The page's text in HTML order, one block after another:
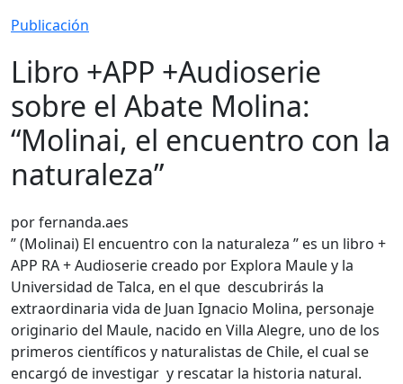
Publicación
Libro +APP +Audioserie
sobre el Abate Molina:
“Molinai, el encuentro con la
naturaleza”
por fernanda.aes
” (Molinai) El encuentro con la naturaleza ” es un libro +
APP RA + Audioserie creado por Explora Maule y la
Universidad de Talca, en el que descubrirás la
extraordinaria vida de Juan Ignacio Molina, personaje
originario del Maule, nacido en Villa Alegre, uno de los
primeros científicos y naturalistas de Chile, el cual se
encargó de investigar y rescatar la historia natural.